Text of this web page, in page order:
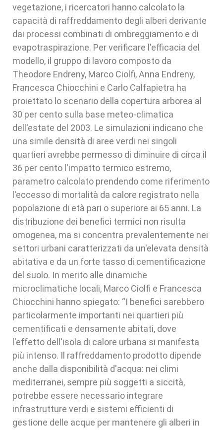
vegetazione, i ricercatori hanno calcolato la
capacità di raffreddamento degli alberi derivante
dai processi combinati di ombreggiamento e di
evapotraspirazione. Per verificare l'efficacia del
modello, il gruppo di lavoro composto da
Theodore Endreny, Marco Ciolfi, Anna Endreny,
Francesca Chiocchini e Carlo Calfapietra ha
proiettato lo scenario della copertura arborea al
30 per cento sulla base meteo-climatica
dell'estate del 2003. Le simulazioni indicano che
una simile densità di aree verdi nei singoli
quartieri avrebbe permesso di diminuire di circa il
36 per cento l'impatto termico estremo,
parametro calcolato prendendo come riferimento
l'eccesso di mortalità da calore registrato nella
popolazione di età pari o superiore ai 65 anni. La
distribuzione dei benefici termici non risulta
omogenea, ma si concentra prevalentemente nei
settori urbani caratterizzati da un'elevata densità
abitativa e da un forte tasso di cementificazione
del suolo. In merito alle dinamiche
microclimatiche locali, Marco Ciolfi e Francesca
Chiocchini hanno spiegato: “I benefici sarebbero
particolarmente importanti nei quartieri più
cementificati e densamente abitati, dove
l'effetto dell'isola di calore urbana si manifesta
più intenso. Il raffreddamento prodotto dipende
anche dalla disponibilità d'acqua: nei climi
mediterranei, sempre più soggetti a siccità,
potrebbe essere necessario integrare
infrastrutture verdi e sistemi efficienti di
gestione delle acque per mantenere gli alberi in